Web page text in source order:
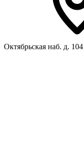
Октябрьская наб. д.